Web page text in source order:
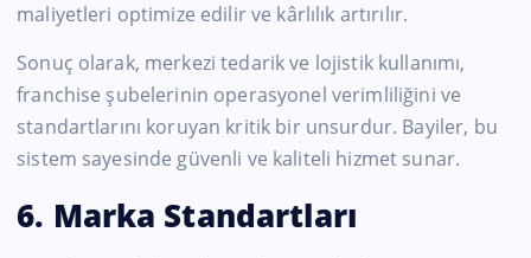
maliyetleri optimize edilir ve kârlılık artırılır.
Sonuç olarak, merkezi tedarik ve lojistik kullanımı,
franchise şubelerinin operasyonel verimliliğini ve
standartlarını koruyan kritik bir unsurdur. Bayiler, bu
sistem sayesinde güvenli ve kaliteli hizmet sunar.
6. Marka Standartları